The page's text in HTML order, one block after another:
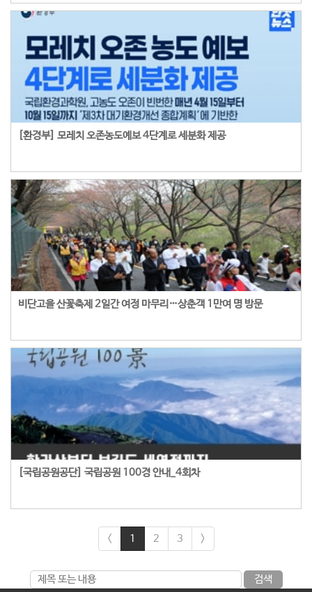
[환경부] 모레치 오존농도예보 4단계로 세분화 제공
비단고을 산꽃축제 2일간 여정 마무리…상춘객 1만여 명 방문
[국립공원공단] 국립공원 100경 안내_4회차
< 1 2 3 >
검색